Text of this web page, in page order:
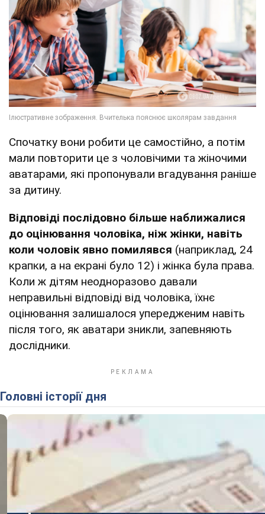
Спочатку вони робити це самостійно, а потім
мали повторити це з чоловічими та жіночими
аватарами, які пропонували вгадування раніше
за дитину.
Відповіді послідовно більше наближалися
до оцінювання чоловіка, ніж жінки, навіть
коли чоловік явно помилявся (наприклад, 24
крапки, а на екрані було 12) і жінка була права.
Коли ж дітям неодноразово давали
неправильні відповіді від чоловіка, їхнє
оцінювання залишалося упередженим навіть
після того, як аватари зникли, запевняють
дослідники.
Головні історії дня